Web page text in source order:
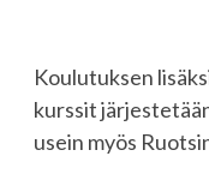
Koulutuksen
kurssit
usein myös